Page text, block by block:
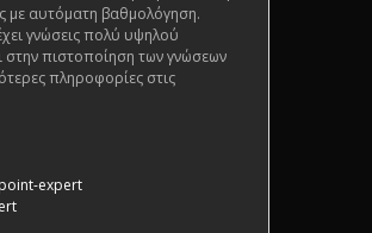
με αυτόματη βαθμολόγηση.
γνώσεις πολύ υψηλού
στην πιστοποίηση των γνώσεων
πληροφορίες στις
expert